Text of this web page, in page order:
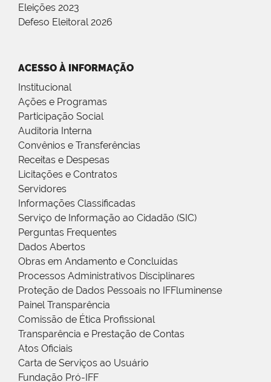
Eleições 2023
Defeso Eleitoral 2026
ACESSO À INFORMAÇÃO
Institucional
Ações e Programas
Participação Social
Auditoria Interna
Convênios e Transferências
Receitas e Despesas
Licitações e Contratos
Servidores
Informações Classificadas
Serviço de Informação ao Cidadão (SIC)
Perguntas Frequentes
Dados Abertos
Obras em Andamento e Concluídas
Processos Administrativos Disciplinares
Proteção de Dados Pessoais no IFFluminense
Painel Transparência
Comissão de Ética Profissional
Transparência e Prestação de Contas
Atos Oficiais
Carta de Serviços ao Usuário
Fundação Pró-IFF